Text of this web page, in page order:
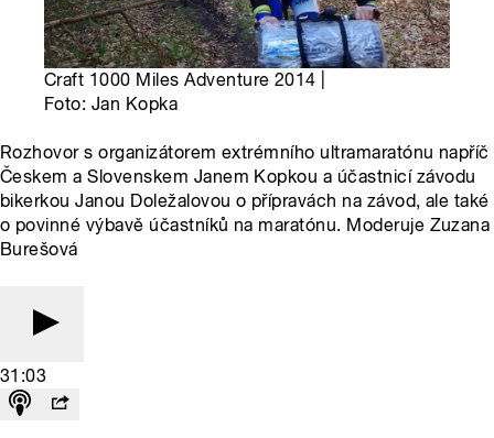
Craft 1000 Miles Adventure 2014 |
Foto: Jan Kopka
Rozhovor s organizátorem extrémního ultramaratónu napříč
Českem a Slovenskem Janem Kopkou a účastnicí závodu
bikerkou Janou Doležalovou o přípravách na závod, ale také
o povinné výbavě účastníků na maratónu. Moderuje Zuzana
Burešová
31:03